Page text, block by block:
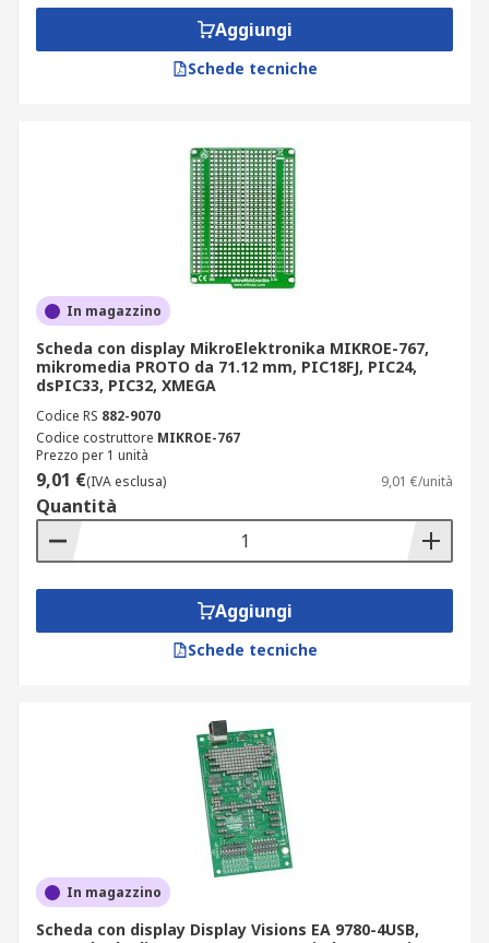
Aggiungi
Schede tecniche
In magazzino
Scheda con display MikroElektronika MIKROE-767,
mikromedia PROTO da 71.12 mm, PIC18FJ, PIC24,
dsPIC33, PIC32, XMEGA
Codice RS 882-9070
Codice costruttore MIKROE-767
Prezzo per 1 unità
9,01 €(IVA esclusa) 9,01 €/unità
Quantità
Aggiungi
Schede tecniche
In magazzino
Scheda con display Display Visions EA 9780-4USB,